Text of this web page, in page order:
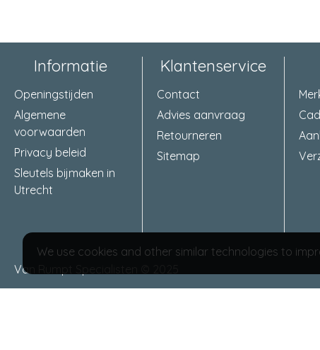
Informatie
Openingstijden
Algemene
voorwaarden
Privacy beleid
Sleutels bijmaken in
Utrecht
Klantenservice
Contact
Advies aanvraag
Retourneren
Sitemap
Van Rumpt Specialisten © 2025
We use cookies and other similar technologies to